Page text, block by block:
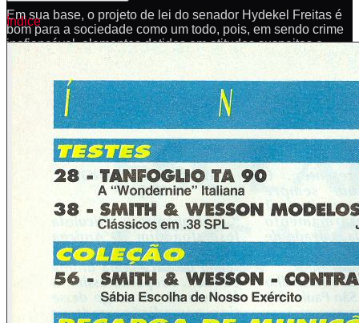
Em sua base, o projeto de lei do senador Hydekel Freitas é
bom para a sociedade como um todo, pois, em sendo crime
inafiançável, elementos detidos em atitudes suspeitas e
portando armas de fogo sem a competente autorização (na
maioria das vezes já com ficha criminal) poderão ser, na
teoria, afastados das ruas, certamente evitando-se assim
que cometam prováveis violências.
Cremos que o fato de o porte ilegal de armas de fogo ser,
provável e brevemente, um crime inafiançável não deve
significar qualquer temor para o cidadão honesto apreciador
das mesmas, pois ele sempre terá como documentar-se
convenientemente, embora de forma extremamente
burocrática. Entretanto, algumas declarações do senador
nos fazem entrever que novamente a arma de fogo é vista,
basicamente, como a razão de toda a violência que grassa
pelo país, o que é, no mínimo, algo totalmente absurdo.
Quando seu projeto de lei foi aprovado, o senador Hydekel
declarou a jornalistas que o entrevistaram: “… delitos de
toda a natureza, desde simples furtos até latrocínios e
sequestros, são praticados cotidianamente… e as famílias
Índice